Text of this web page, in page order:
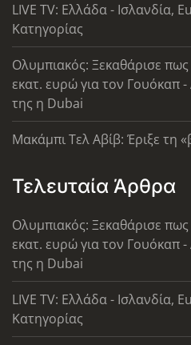
LIVE TV: Ελλάδα - Ισλανδία,
Κατηγορίας
Ολυμπιακός: Ξεκαθάρισε
εκατ. ευρώ για τον Γουόκαπ
της η Dubai
Μακάμπι Τελ Αβίβ: Έριξε τη
Τελευταία Άρθρα
Ολυμπιακός: Ξεκαθάρισε
εκατ. ευρώ για τον Γουόκαπ
της η Dubai
LIVE TV: Ελλάδα - Ισλανδία,
Κατηγορίας